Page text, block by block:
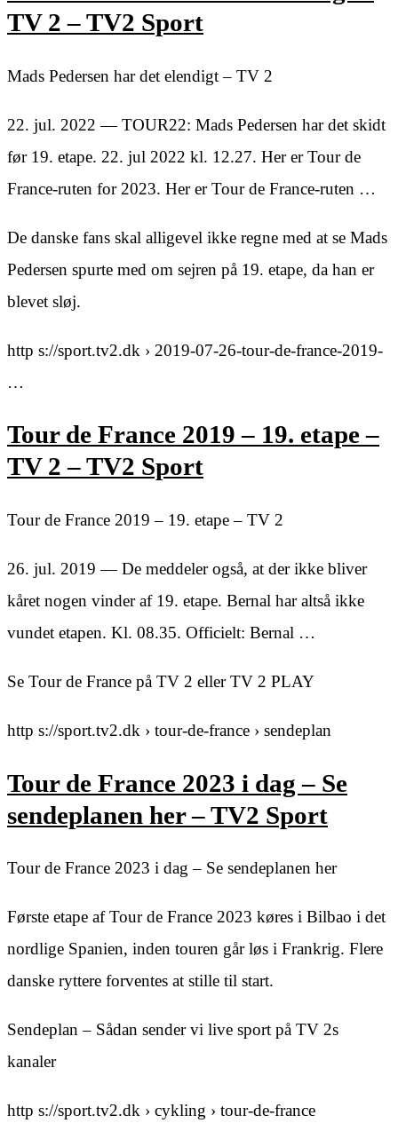
TV 2 – TV2 Sport
Mads Pedersen har det elendigt – TV 2
22. jul. 2022 — TOUR22: Mads Pedersen har det skidt
før 19. etape. 22. jul 2022 kl. 12.27. Her er Tour de
France-ruten for 2023. Her er Tour de France-ruten …
De danske fans skal alligevel ikke regne med at se Mads
Pedersen spurte med om sejren på 19. etape, da han er
blevet sløj.
http s://sport.tv2.dk › 2019-07-26-tour-de-france-2019-
…
Tour de France 2019 – 19. etape –
TV 2 – TV2 Sport
Tour de France 2019 – 19. etape – TV 2
26. jul. 2019 — De meddeler også, at der ikke bliver
kåret nogen vinder af 19. etape. Bernal har altså ikke
vundet etapen. Kl. 08.35. Officielt: Bernal …
Se Tour de France på TV 2 eller TV 2 PLAY
http s://sport.tv2.dk › tour-de-france › sendeplan
Tour de France 2023 i dag – Se
sendeplanen her – TV2 Sport
Tour de France 2023 i dag – Se sendeplanen her
Første etape af Tour de France 2023 køres i Bilbao i det
nordlige Spanien, inden touren går løs i Frankrig. Flere
danske ryttere forventes at stille til start.
Sendeplan – Sådan sender vi live sport på TV 2s
kanaler
http s://sport.tv2.dk › cykling › tour-de-france